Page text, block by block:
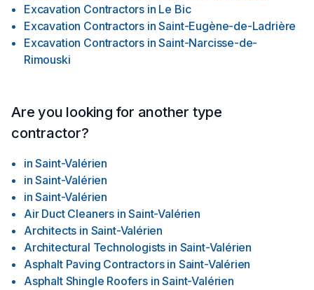
Excavation Contractors in Le Bic
Excavation Contractors in Saint-Eugène-de-Ladrière
Excavation Contractors in Saint-Narcisse-de-
Rimouski
Are you looking for another type
contractor?
in Saint-Valérien
in Saint-Valérien
in Saint-Valérien
Air Duct Cleaners in Saint-Valérien
Architects in Saint-Valérien
Architectural Technologists in Saint-Valérien
Asphalt Paving Contractors in Saint-Valérien
Asphalt Shingle Roofers in Saint-Valérien